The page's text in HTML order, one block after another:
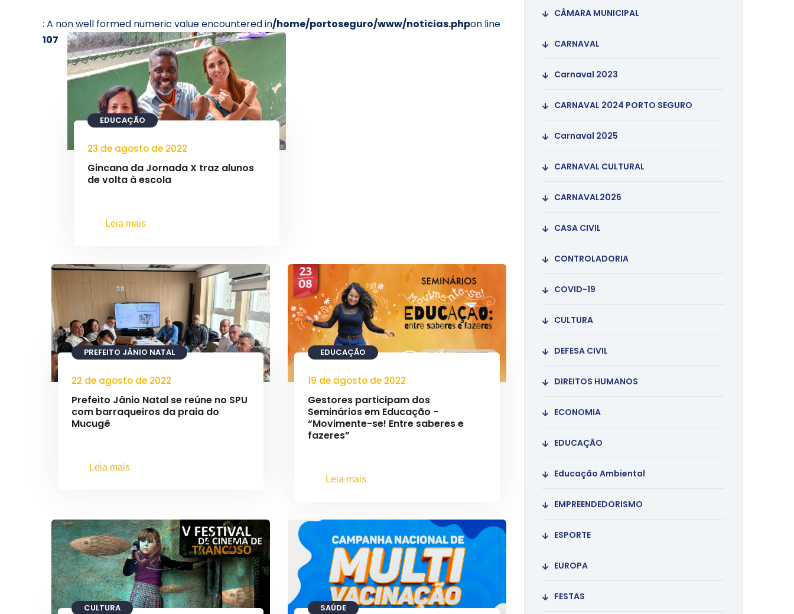
: A non well formed numeric value encountered in/home/portoseguro/www/noticias.phpon line
107
EDUCAÇÃO
23 de agosto de 2022
Gincana da Jornada X traz alunos
de volta à escola
Leia mais
PREFEITO JÂNIO NATAL
22 de agosto de 2022
Prefeito Jânio Natal se reúne no SPU
com barraqueiros da praia do
Mucugê
Leia mais
EDUCAÇÃO
19 de agosto de 2022
Gestores participam dos
Seminários em Educação -
“Movimente-se! Entre saberes e
fazeres”
Leia mais
CULTURA SAÚDE
CÂMARA MUNICIPAL
CARNAVAL
Carnaval 2023
CARNAVAL 2024 PORTO SEGURO
Carnaval 2025
CARNAVAL CULTURAL
CARNAVAL2026
CASA CIVIL
CONTROLADORIA
COVID-19
CULTURA
DEFESA CIVIL
DIREITOS HUMANOS
ECONOMIA
EDUCAÇÃO
Educação Ambiental
EMPREENDEDORISMO
ESPORTE
EUROPA
FESTAS